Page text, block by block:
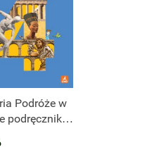
Podróże w
podręcznik